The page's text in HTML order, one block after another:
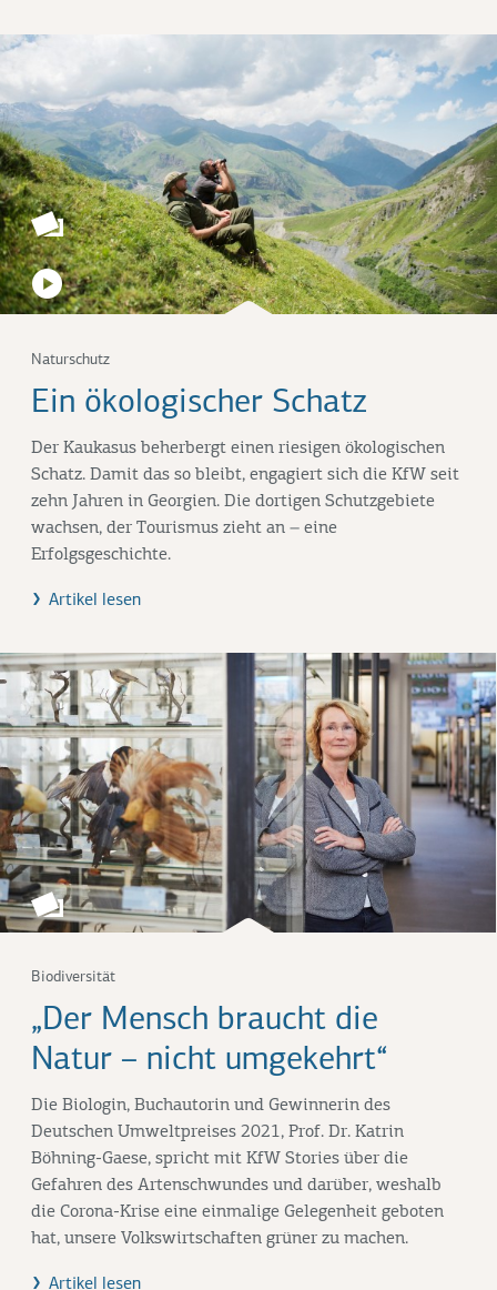
Naturschutz
Ein ökologischer Schatz
Der Kaukasus beherbergt einen riesigen ökologischen
Schatz. Damit das so bleibt, engagiert sich die KfW seit
zehn Jahren in Georgien. Die dortigen Schutzgebiete
wachsen, der Tourismus zieht an – eine
Erfolgsgeschichte.
Artikel lesen
Biodiversität
„Der Mensch braucht die
Natur – nicht umgekehrt“
Die Biologin, Buchautorin und Gewinnerin des
Deutschen Umweltpreises 2021, Prof. Dr. Katrin
Böhning-Gaese, spricht mit KfW Stories über die
Gefahren des Artenschwundes und darüber, weshalb
die Corona-Krise eine einmalige Gelegenheit geboten
hat, unsere Volkswirtschaften grüner zu machen.
Artikel lesen